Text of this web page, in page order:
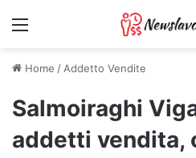
Menu
Home /Addetto Vendite
Salmoiraghi
addetti vendita,